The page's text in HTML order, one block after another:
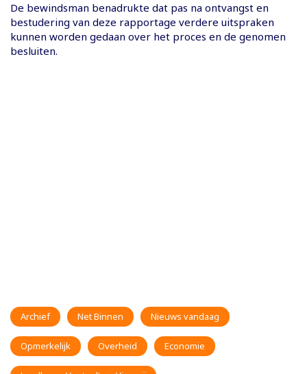
De bewindsman benadrukte dat pas na ontvangst en
bestudering van deze rapportage verdere uitspraken
kunnen worden gedaan over het proces en de genomen
besluiten.
Archief Net Binnen Nieuws vandaag
Opmerkelijk Overheid Economie